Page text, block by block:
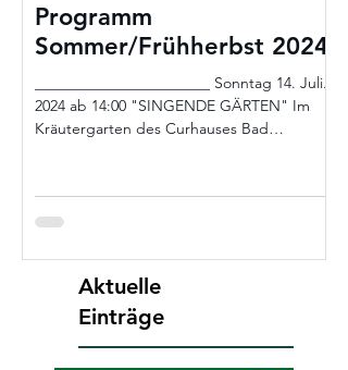
Programm
Sommer/Frühherbst 2024
_______________________ Sonntag 14. Juli.
2024 ab 14:00 "SINGENDE GÄRTEN" Im
Kräutergarten des Curhauses Bad
Aktuelle
Einträge